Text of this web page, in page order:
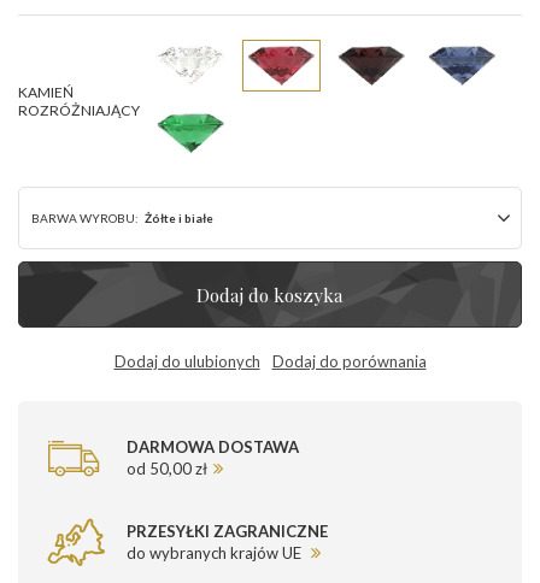
KAMIEŃ
ROZRÓŻNIAJĄCY
BARWA WYROBU: Żółte i białe
Dodaj do koszyka
Dodaj do ulubionych Dodaj do porównania
DARMOWA DOSTAWA
od 50,00 zł
PRZESYŁKI ZAGRANICZNE
do wybranych krajów UE